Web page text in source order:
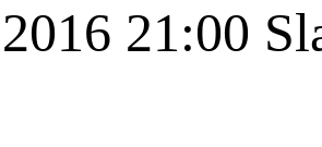
21:00